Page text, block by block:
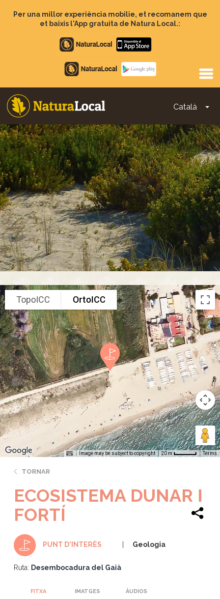
Per una millor experiència mobilie, et recomanem que
et baixis l'App gratuita de Natura Local.:
Apple
store
Google
Play
Català
Main
navigation
TopoICC OrtoICC
Image may be subject to copyright 20 m Terms
TORNAR
ECOSISTEMA DUNAR I
FORTÍ
PUNT D'INTERÈS Geologia
Ruta: Desembocadura del Gaià
FITXA IMATGES ÀUDIOS